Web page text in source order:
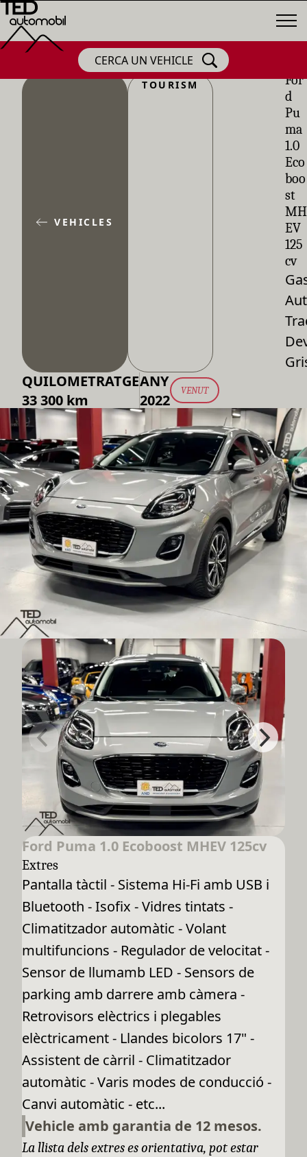
CERCA UN VEHICLE
VEHICLES
TOURISM
For
d
Pu
ma
1.0
Eco
boo
st
MH
EV
125
cv
QUILOMETRATGE
33 300 km
ANY
2022
VENUT
Ford Puma 1.0 Ecoboost MHEV 125cv
Extres
Pantalla tàctil - Sistema Hi-Fi amb USB i
Bluetooth - Isofix - Vidres tintats -
Climatitzador automàtic - Volant
multifuncions - Regulador de velocitat -
Sensor de llumamb LED - Sensors de
parking amb darrere amb càmera -
Retrovisors elèctrics i plegables
elèctricament - Llandes bicolors 17" -
Assistent de càrril - Climatitzador
automàtic - Varis modes de conducció -
Canvi automàtic - etc...
Vehicle amb garantia de 12 mesos.
La llista dels extres es orientativa, pot estar